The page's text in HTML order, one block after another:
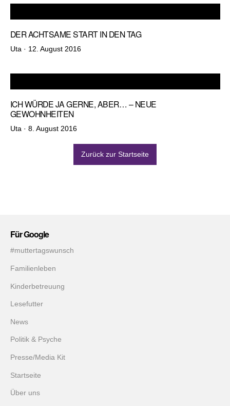
DER ACHTSAME START IN DEN TAG
Uta · Veröffentlicht
12. August 2016
ICH WÜRDE JA GERNE, ABER… – NEUE
GEWOHNHEITEN
Uta · Veröffentlicht
8. August 2016
Zurück zur Startseite
Für Google
#muttertagswunsch
Familienleben
Kinderbetreuung
Lesefutter
News
Politik & Psyche
Presse/Media Kit
Startseite
Über uns